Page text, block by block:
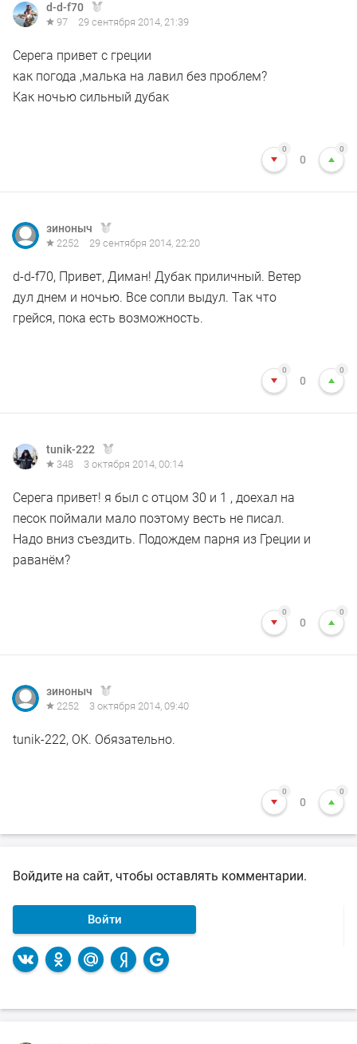
d-d-f70
97 29 сентября 2014, 21:39
Серега привет с греции
как погода ,малька на лавил без проблем?
Как ночью сильный дубак
0
0
0
зиноныч
2252 29 сентября 2014, 22:20
d-d-f70, Привет, Диман! Дубак приличный. Ветер
дул днем и ночью. Все сопли выдул. Так что
грейся, пока есть возможность.
0
0
0
tunik-222
348 3 октября 2014, 00:14
Серега привет! я был с отцом 30 и 1 , доехал на
песок поймали мало поэтому весть не писал.
Надо вниз съездить. Подождем парня из Греции и
раванём?
0
0
0
зиноныч
2252 3 октября 2014, 09:40
tunik-222, ОК. Обязательно.
0
0
0
Войдите на сайт, чтобы оставлять комментарии.
Войти